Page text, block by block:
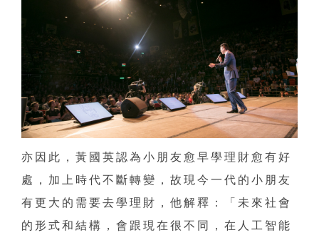
亦因此，黃國英認為小朋友愈早學理財愈有好
處，加上時代不斷轉變，故現今一代的小朋友
有更大的需要去學理財，他解釋：「未來社會
的形式和結構，會跟現在很不同，在人工智能